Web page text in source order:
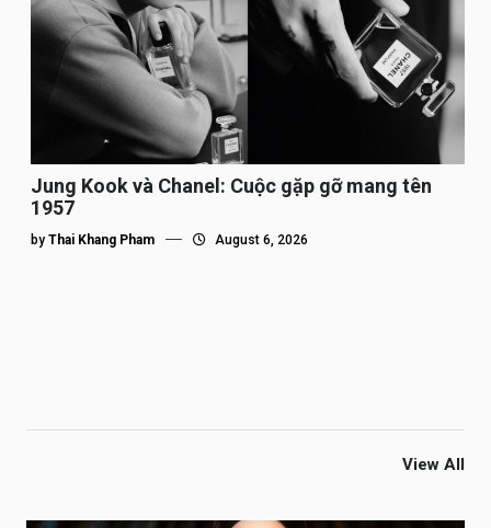
Jung Kook và Chanel: Cuộc gặp gỡ mang tên
1957
by Thai Khang Pham August 6, 2026
View All